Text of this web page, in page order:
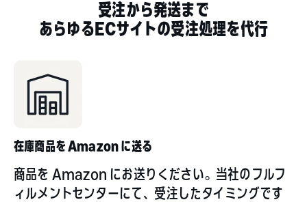
受注から発送まで
あらゆるECサイトの受注処理を代行
在庫商品を Amazon に送る
商品を Amazon にお送りください。当社のフルフ
ィルメントセンターにて、受注したタイミングです